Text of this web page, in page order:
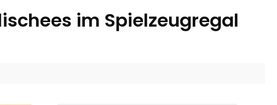
im Spielzeugregal